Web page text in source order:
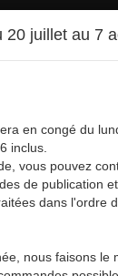
en matière de
20 juillet au 7
en congé du
inclus.
vous pouvez
de publication
dans l'ordre
nous faisons le
Menu